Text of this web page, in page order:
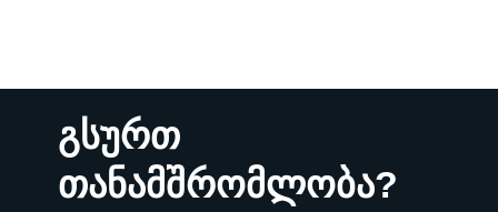
გსურთ
თანამშრომლობა?